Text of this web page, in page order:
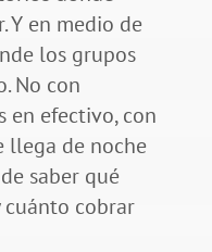
Y en medio de
los grupos
No con
en efectivo, con
llega de noche
saber qué
cobrar